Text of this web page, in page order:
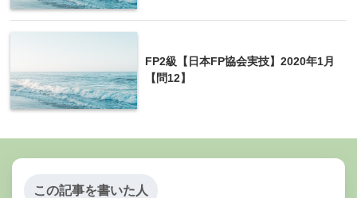
FP2級【日本FP協会実技】2020年1月
【問12】
この記事を書いた人